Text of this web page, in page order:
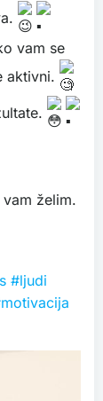
vam se
aktivni.
želim.
#ljudi